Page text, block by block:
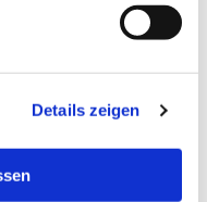
Details zeigen
auch